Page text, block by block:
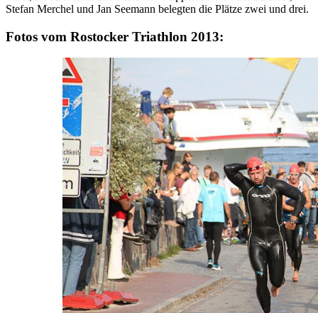
Stefan Merchel und Jan Seemann belegten die Plätze zwei und drei.
Fotos vom Rostocker Triathlon 2013: